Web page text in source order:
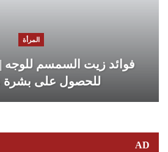
المرأة
فوائد زيت السمسم للوجه
للحصول على
AD